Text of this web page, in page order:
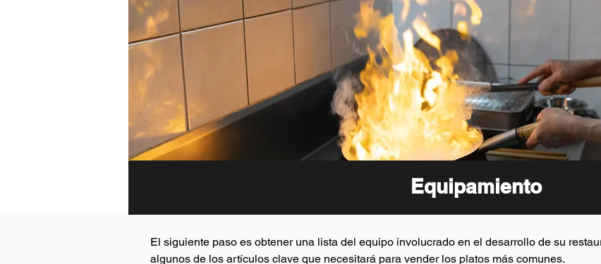
Equipamiento
El siguiente paso es obtener una lista del equipo involucrado en el desarrollo de su
algunos de los artículos clave que necesitará para vender los platos más comunes.